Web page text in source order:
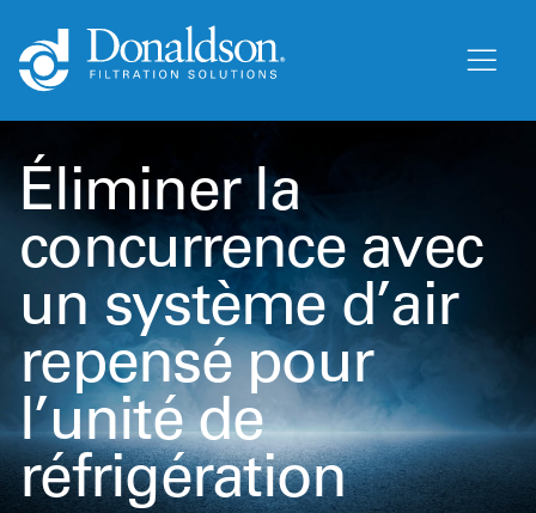
Éliminer la
concurrence avec
un système d’air
repensé pour
l’unité de
réfrigération